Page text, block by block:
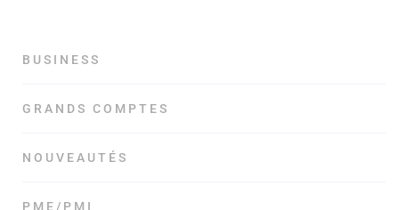
BUSINESS
GRANDS COMPTES
NOUVEAUTÉS
PME/PMI